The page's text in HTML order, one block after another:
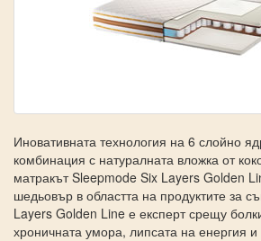
Иновативната технология на 6 слойно
комбинация с натуралната вложка от
матракът Sleepmode Six Layers Golden
шедьовър в областта на продуктите за
Layers Golden Line е експерт срещу
хроничната умора, липсата на енергия